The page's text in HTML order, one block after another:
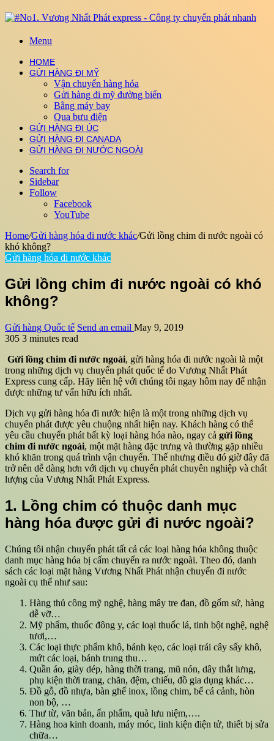
Menu
HOME
GỬI HÀNG ĐI MỸ
Vận chuyển hàng hóa
Gửi hàng đi mỹ đường biển
Bằng máy bay
Qua bưu điện
GỬI HÀNG ĐI ÚC
GỬI HÀNG ĐI CANADA
GỬI HÀNG ĐI NƯỚC NGOÀI
Search for
Sidebar
Follow
Facebook
YouTube
Home/Gửi hàng hóa đi nước khác/Gửi lồng chim đi nước ngoài có
khó không?
Gửi hàng hóa đi nước khác
Gửi lồng chim đi nước ngoài có khó
không?
Gửi hàng Quốc tế Send an email May 9, 2019
305 3 minutes read
Gửi lồng chim đi nước ngoài, gửi hàng hóa đi nước ngoài là một
trong những dịch vụ chuyển phát quốc tế do Vương Nhất Phát
Express cung cấp. Hãy liên hệ với chúng tôi ngay hôm nay để nhận
được những tư vấn hữu ích nhất.
Dịch vụ gửi hàng hóa đi nước hiện là một trong những dịch vụ
chuyển phát được yêu chuộng nhất hiện nay. Khách hàng có thể
yêu cầu chuyển phát bất kỳ loại hàng hóa nào, ngay cả gửi lồng
chim đi nước ngoài, một mặt hàng đặc trưng và thường gặp nhiều
khó khăn trong quá trình vận chuyển. Thế nhưng điều đó giờ đây đã
trở nên dễ dàng hơn với dịch vụ chuyển phát chuyên nghiệp và chất
lượng của Vương Nhất Phát Express.
1. Lồng chim có thuộc danh mục
hàng hóa được gửi đi nước ngoài?
Chúng tôi nhận chuyển phát tất cả các loại hàng hóa không thuộc
danh mục hàng hóa bị cấm chuyển ra nước ngoài. Theo đó, danh
sách các loại mặt hàng Vương Nhất Phát nhận chuyển đi nước
ngoài cụ thể như sau:
Hàng thủ công mỹ nghệ, hàng mây tre đan, đồ gốm sứ, hàng
dễ vỡ…
Mỹ phẩm, thuốc đông y, các loại thuốc lá, tinh bột nghệ, nghệ
tươi,…
Các loại thực phẩm khô, bánh kẹo, các loại trái cây sấy khô,
mứt các loại, bánh trung thu…
Quần áo, giày dép, hàng thời trang, mũ nón, dây thắt lưng,
phụ kiện thời trang, chăn, đệm, chiếu, đồ gia dụng khác…
Đồ gỗ, đồ nhựa, bàn ghế inox, lồng chim, bể cá cảnh, hòn
non bộ, …
Thư từ, văn bản, ấn phẩm, quà lưu niệm,….
Hàng hoa kinh doanh, máy móc, linh kiện điện tử, thiết bị sửa
chữa…